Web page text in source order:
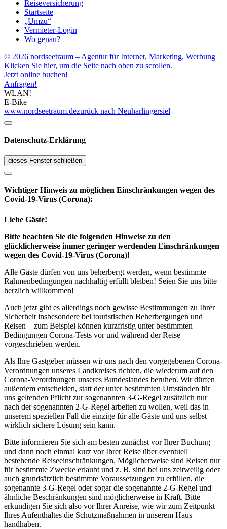
Reiseversicherung
Startseite
„Umzu“
Vermieter-Login
Wo genau?
© 2026 nordseetraum – Agentur für Internet, Marketing, Werbung
Klicken Sie hier, um die Seite nach oben zu scrollen.
Jetzt online buchen!
Anfragen!
WLAN!
E-Bike
www.nordseetraum.dezurück nach Neuharlingersiel
Datenschutz-Erklärung
dieses Fenster schließen
Wichtiger Hinweis zu möglichen Ein­schränk­ungen wegen des
Covid-19-Virus (Corona):
Liebe Gäste!
Bitte beachten Sie die folgenden Hinweise zu den
glücklicherweise immer geringer werdenden Einschränkungen
wegen des Covid-19-Virus (Corona)!
Alle Gäste dürfen von uns beherbergt werden, wenn bestimmte
Rahmenbedingungen nachhaltig erfüllt bleiben! Seien Sie uns bitte
herzlich willkommen!
Auch jetzt gibt es allerdings noch gewisse Bestimmungen zu Ihrer
Sicherheit insbesondere bei touristischen Beherbergungen und
Reisen – zum Beispiel können kurzfristig unter bestimmten
Bedingungen Corona-Tests vor und während der Reise
vorgeschrieben werden.
Als Ihre Gastgeber müssen wir uns nach den vorgegebenen Corona-
Verordnungen unseres Landkreises richten, die wiederum auf den
Corona-Verordnungen unseres Bundeslandes beruhen. Wir dürfen
außerdem entscheiden, statt der unter bestimmten Umständen für
uns geltenden Pflicht zur sogenannten 3-G-Regel zusätzlich nur
nach der sogenannten 2-G-Regel arbeiten zu wollen, weil das in
unserem speziellen Fall die einzige für alle Gäste und uns selbst
wirklich sichere Lösung sein kann.
Bitte informieren Sie sich am besten zunächst vor Ihrer Buchung
und dann noch einmal kurz vor Ihrer Reise über eventuell
bestehende Reiseeinschränkungen. Möglicherweise sind Reisen nur
für bestimmte Zwecke erlaubt und z. B. sind bei uns zeitweilig oder
auch grundsätzlich bestimmte Voraussetzungen zu erfüllen, die
sogenannte 3-G-Regel oder sogar die sogenannte 2-G-Regel und
ähnliche Beschränkungen sind möglicherweise in Kraft. Bitte
erkundigen Sie sich also vor Ihrer Anreise, wie wir zum Zeitpunkt
Ihres Aufenthaltes die Schutzmaßnahmen in unserem Haus
handhaben.